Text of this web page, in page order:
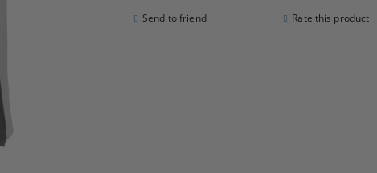
Send to friend Rate this product